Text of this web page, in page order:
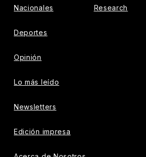
Nacionales
Deportes
Opinión
Lo más leído
Newsletters
Edición impresa
Research